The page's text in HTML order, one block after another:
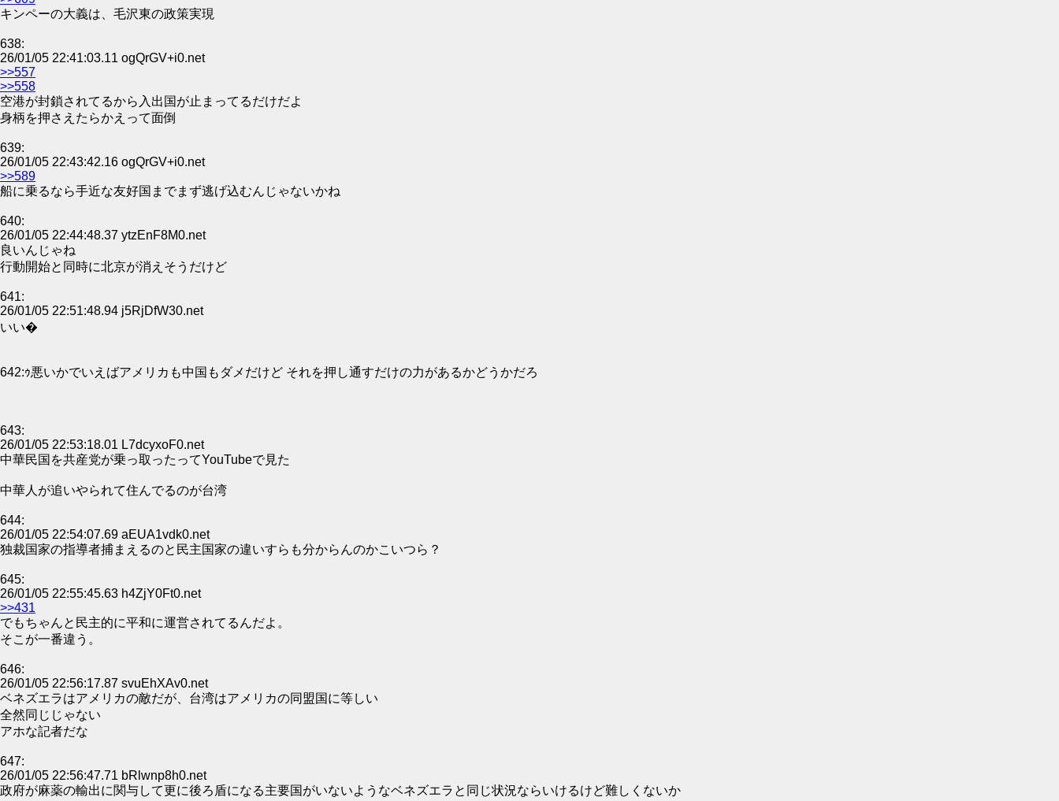
キンペーの大義は、毛沢東の政策実現
638:
26/01/05 22:41:03.11 ogQrGV+i0.net
>>557
>>558
空港が封鎖されてるから入出国が止まってるだけだよ
身柄を押さえたらかえって面倒
639:
26/01/05 22:43:42.16 ogQrGV+i0.net
>>589
船に乗るなら手近な友好国までまず逃げ込むんじゃないかね
640:
26/01/05 22:44:48.37 ytzEnF8M0.net
良いんじゃね
行動開始と同時に北京が消えそうだけど
641:
26/01/05 22:51:48.94 j5RjDfW30.net
いい�
642:ｩ悪いかでいえばアメリカも中国もダメだけど それを押し通すだけの力があるかどうかだろ
643:
26/01/05 22:53:18.01 L7dcyxoF0.net
中華民国を共産党が乗っ取ったってYouTubeで見た
中華人が追いやられて住んでるのが台湾
644:
26/01/05 22:54:07.69 aEUA1vdk0.net
独裁国家の指導者捕まえるのと民主国家の違いすらも分からんのかこいつら？
645:
26/01/05 22:55:45.63 h4ZjY0Ft0.net
>>431
でもちゃんと民主的に平和に運営されてるんだよ。
そこが一番違う。
646:
26/01/05 22:56:17.87 svuEhXAv0.net
ベネズエラはアメリカの敵だが、台湾はアメリカの同盟国に等しい
全然同じじゃない
アホな記者だな
647:
26/01/05 22:56:47.71 bRlwnp8h0.net
政府が麻薬の輸出に関与して更に後ろ盾になる主要国がいないようなベネズエラと同じ状況ならいけるけど難しくないか